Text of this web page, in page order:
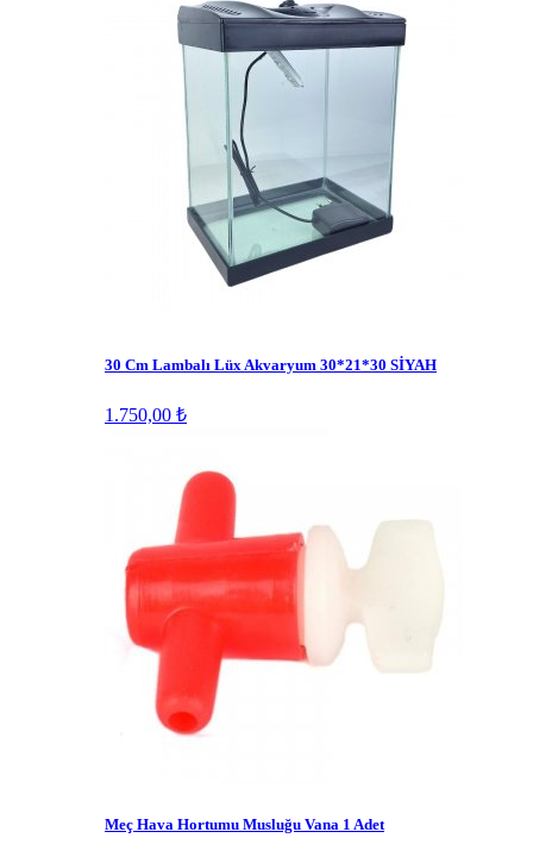
30 Cm Lambalı Lüx Akvaryum 30*21*30 SİYAH
1.750,00 ₺
Meç Hava Hortumu Musluğu Vana 1 Adet